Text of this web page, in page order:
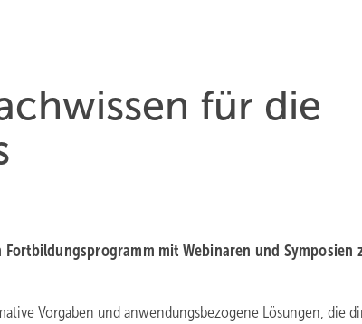
für die
mit Webinaren und Symposien
Vorgaben und anwendungsbezogene Lösungen, die